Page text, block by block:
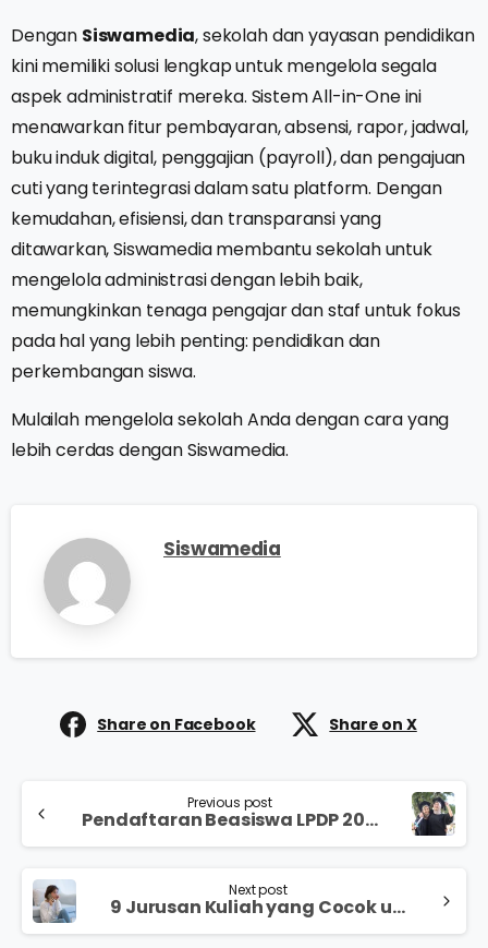
Dengan Siswamedia, sekolah dan yayasan pendidikan
kini memiliki solusi lengkap untuk mengelola segala
aspek administratif mereka. Sistem All-in-One ini
menawarkan fitur pembayaran, absensi, rapor, jadwal,
buku induk digital, penggajian (payroll), dan pengajuan
cuti yang terintegrasi dalam satu platform. Dengan
kemudahan, efisiensi, dan transparansi yang
ditawarkan, Siswamedia membantu sekolah untuk
mengelola administrasi dengan lebih baik,
memungkinkan tenaga pengajar dan staf untuk fokus
pada hal yang lebih penting: pendidikan dan
perkembangan siswa.
Mulailah mengelola sekolah Anda dengan cara yang
lebih cerdas dengan Siswamedia.
Siswamedia
Share on Facebook Share on X
Previous post
Pendaftaran Beasiswa LPDP 2025 Dibuka Mulai 17 Januari, Ketahui Syarat dan Cara Mendaftarnya
Next post
9 Jurusan Kuliah yang Cocok untuk Introvert Agar Dapat Berkembang secara Optimal